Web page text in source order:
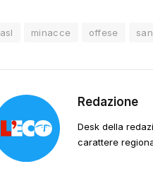
asl minacce offese
Redazione
Desk della
carattere